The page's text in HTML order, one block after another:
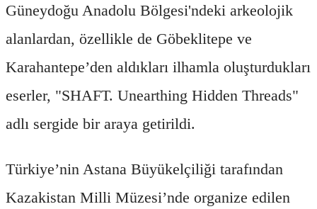
Güneydoğu Anadolu Bölgesi'ndeki arkeolojik
alanlardan, özellikle de Göbeklitepe ve
Karahantepe’den aldıkları ilhamla oluşturdukları
eserler, "SHAFT. Unearthing Hidden Threads"
adlı sergide bir araya getirildi.
Türkiye’nin Astana Büyükelçiliği tarafından
Kazakistan Milli Müzesi’nde organize edilen